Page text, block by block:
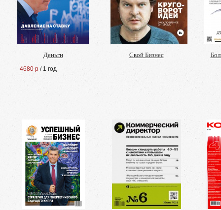
Деньги
4680 р / 1 год
Свой Бизнес